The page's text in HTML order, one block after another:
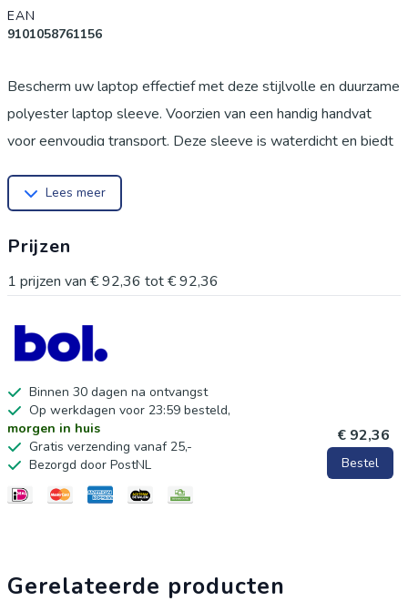
EAN
9101058761156
Bescherm uw laptop effectief met deze stijlvolle en duurzame
polyester laptop sleeve. Voorzien van een handig handvat
voor eenvoudig transport. Deze sleeve is waterdicht en biedt
uw notebook.
Lees meer
Prijzen
1 prijzen van € 92,36 tot€ 92,36
Binnen 30 dagen na ontvangst
Op werkdagen voor 23:59 besteld,
morgen in huis
Gratis verzending vanaf 25,-
Bezorgd door PostNL
€ 92,36
Bestel
Gerelateerde producten